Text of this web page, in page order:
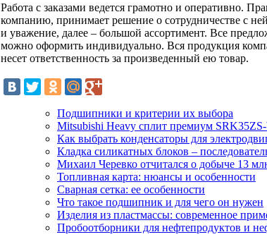
Работа с заказами ведется грамотно и оперативно.
компанию, принимает решение о сотрудничестве с
и уважение, далее – большой ассортимент. Все
можно оформить индивидуально. Вся продукция
несет ответственность за произведенный ею товар.
Подшипники и критерии их выбора
Mitsubishi Heavy сплит премиум
Как выбрать конденсаторы для
Кладка силикатных блоков –
Михаил Черевко отчитался о добыче 13
Топливная карта: нюансы и особенности
Сварная сетка: ее особенности
Что такое подшипник и для чего он нужен
Изделия из пластмассы: современное
Пробоотборники для нефтепродуктов и